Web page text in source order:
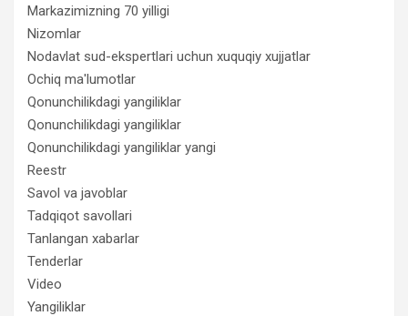
Markazimizning 70 yilligi
Nizomlar
Nodavlat sud-ekspertlari uchun xuquqiy xujjatlar
Ochiq ma'lumotlar
Qonunchilikdagi yangiliklar
Qonunchilikdagi yangiliklar
Qonunchilikdagi yangiliklar yangi
Reestr
Savol va javoblar
Tadqiqot savollari
Tanlangan xabarlar
Tenderlar
Video
Yangiliklar